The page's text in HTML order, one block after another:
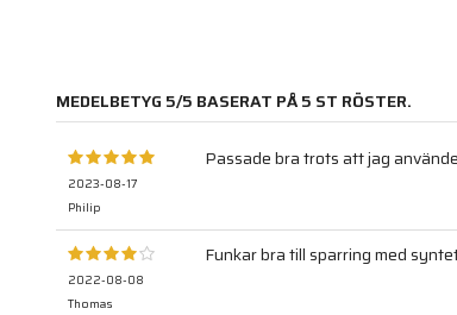
MEDELBETYG 5/5 BASERAT PÅ5 ST RÖSTER.
2023-08-17
Philip
Passade bra trots att jag
2022-08-08
Thomas
Funkar bra till sparring med